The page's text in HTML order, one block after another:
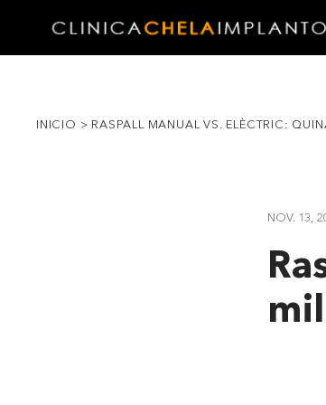
INICIO > RASPALL MANUAL VS. ELÈCTRIC:
NOV. 13,